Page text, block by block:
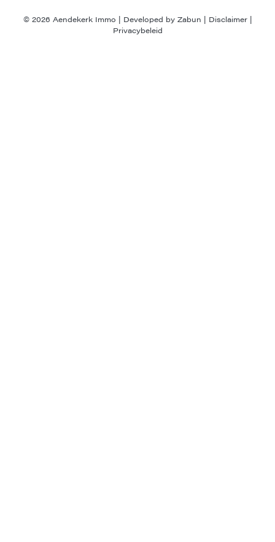
© 2026 Aendekerk Immo | Developed by Zabun | Disclaimer|
Privacybeleid